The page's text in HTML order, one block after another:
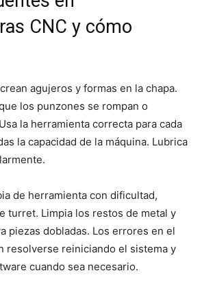
CNC y cómo
agujeros y formas en la chapa.
los punzones se rompan o
la herramienta correcta para cada
la capacidad de la máquina. Lubrica
de herramienta con dificultad,
turret. Limpia los restos de metal y
piezas dobladas. Los errores en el
resolverse reiniciando el sistema y
cuando sea necesario.